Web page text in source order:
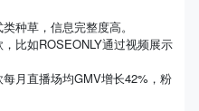
种草，信息完整度高。
比如ROSEONLY通过视频展示
月直播场均GMV增长42%，粉